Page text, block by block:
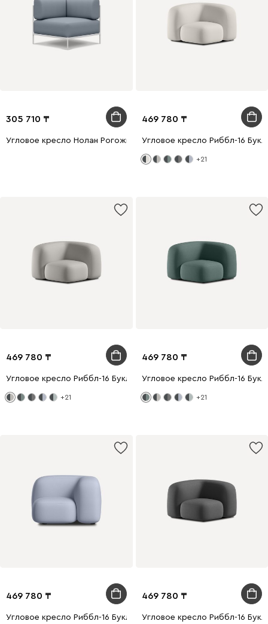
305 710
Угловое кресло Нолан Рогожка Серый/Белый
469 780
Угловое кресло Риббл-16
+21
469 780
Угловое кресло Риббл-16 Букле Бежевый
+21
469 780
Угловое кресло Риббл-16
+21
469 780
Угловое кресло Риббл-16 Букле Лиловый
469 780
Угловое кресло Риббл-16